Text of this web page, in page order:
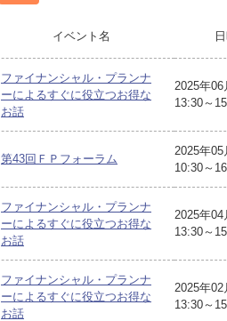
イベント名
ファイナンシャル・プランナ
ーによるすぐに役立つお得な
お話
2025年06
13:30～
第43回ＦＰフォーラム
2025年05
10:30～
ファイナンシャル・プランナ
ーによるすぐに役立つお得な
お話
2025年04
13:30～
ファイナンシャル・プランナ
ーによるすぐに役立つお得な
お話
2025年02
13:30～